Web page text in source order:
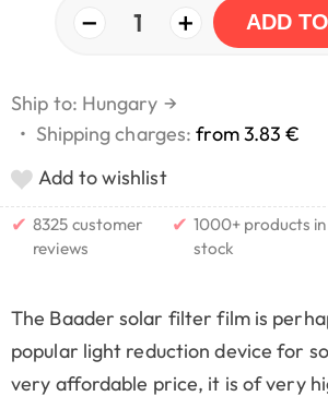
− 1 + ADD
Ship to: Hungary →
• Shipping charges:from 3.83 €
Add to wishlist
✔ 8325 customer
reviews
✔ 1000+ products in
stock
The Baader solar filter film is
popular light reduction device for
very affordable price, it is of very